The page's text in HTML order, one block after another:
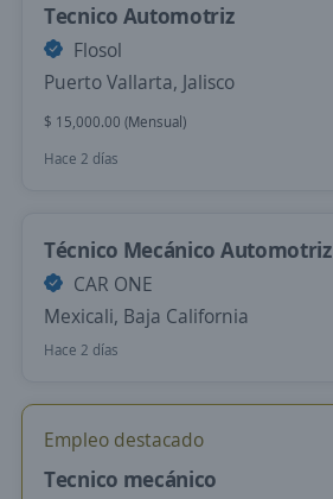
Tecnico Automotriz
Flosol
Puerto Vallarta, Jalisco
$ 15,000.00 (Mensual)
Hace 2 días
Técnico Mecánico Automotriz
CAR ONE
Mexicali, Baja California
Hace 2 días
Empleo destacado
Tecnico mecánico